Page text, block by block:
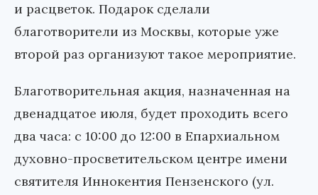
и расцветок. Подарок сделали
благотворители из Москвы, которые уже
второй раз организуют такое мероприятие.
Благотворительная акция, назначенная на
двенадцатое июля, будет проходить всего
два часа: с 10:00 до 12:00 в Епархиальном
духовно-просветительском центре имени
святителя Иннокентия Пензенского (ул.